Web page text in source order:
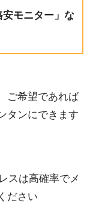
安モニター」な
ご希望であれば
タンにできます
スは高確率でメ
ださい